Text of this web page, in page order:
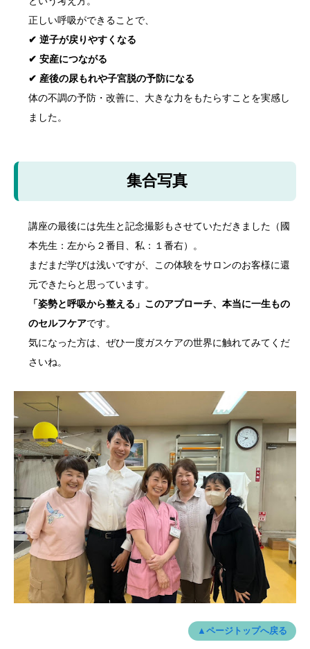
正しい呼吸ができることで、
✔ 逆子が戻りやすくなる
✔ 安産につながる
✔ 産後の尿もれや子宮脱の予防になる
体の不調の予防・改善に、大きな力をもたらすことを実感し
ました。
集合写真
講座の最後には先生と記念撮影もさせていただきました（國
本先生：左から２番目、私：１番右）。
まだまだ学びは浅いですが、この体験をサロンのお客様に還
元できたらと思っています。
「姿勢と呼吸から整える」このアプローチ、本当に一生もの
のセルフケアです。
気になった方は、ぜひ一度ガスケアの世界に触れてみてくだ
さいね。
▲ページトップへ戻る